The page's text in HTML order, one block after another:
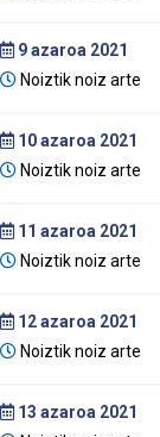
9azaroa 2021
Noiztik noiz arte
10azaroa 2021
Noiztik noiz arte
11 azaroa 2021
Noiztik noiz arte
12azaroa 2021
Noiztik noiz arte
13 azaroa 2021